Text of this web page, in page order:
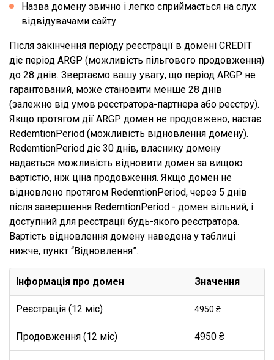
Назва домену звично і легко сприймається на слух
відвідувачами сайту.
Після закінчення періоду реєстрації в домені CREDIT
діє період ARGP (можливість пільгового продовження)
до 28 днів. Звертаємо вашу увагу, що період ARGP не
гарантований, може становити менше 28 днів
(залежно від умов реєстратора-партнера або реєстру).
Якщо протягом дії ARGP домен не продовжено, настає
RedemtionPeriod (можливість відновлення домену).
RedemtionPeriod діє 30 днів, власнику домену
надається можливість відновити домен за вищою
вартістю, ніж ціна продовження. Якщо домен не
відновлено протягом RedemtionPeriod, через 5 днів
після завершення RedemtionPeriod - домен вільний, і
доступний для реєстрації будь-якого реєстратора.
Вартість відновлення домену наведена у таблиці
нижче, пункт “Відновлення”.
Інформація про домен Значення
Реєстрація (12 міс) 4950 ₴
Продовження (12 міс) 4950 ₴